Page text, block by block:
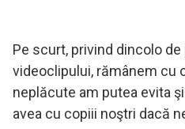
Pe scurt, privind dincolo
videoclipului, rămânem cu
neplăcute am putea evita
avea cu copiii noştri dacă